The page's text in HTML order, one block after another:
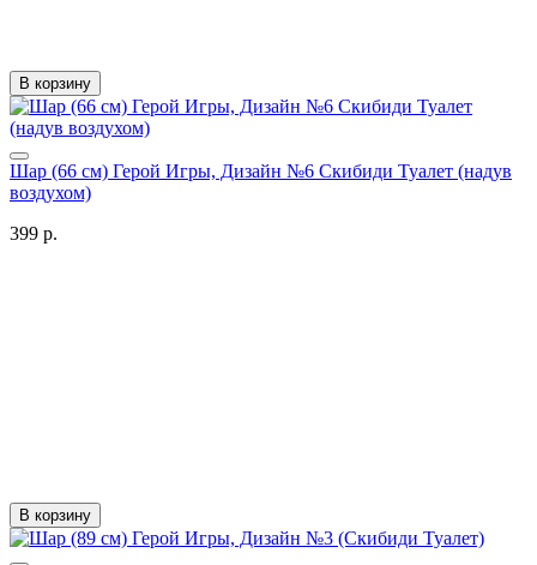
В корзину
Шар (66 см) Герой Игры, Дизайн №6 Скибиди Туалет (надув
воздухом)
399 р.
В корзину